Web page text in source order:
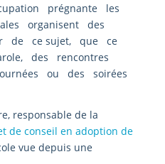
prégnante les
organisent des
de ce sujet, que ce
des rencontres
ou des soirées
responsable de la
de conseil en adoption de
vue depuis une